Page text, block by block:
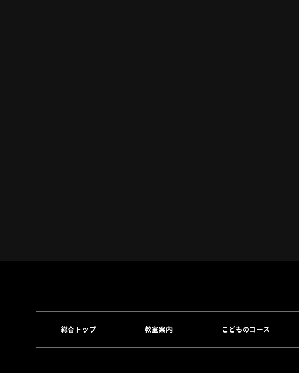
総合トップ 教室案内 こどものコース